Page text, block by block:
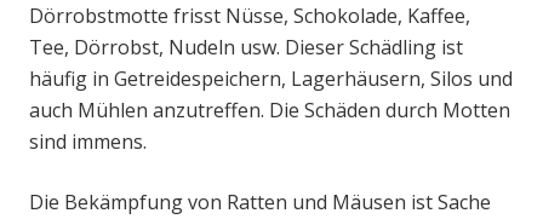
Dörrobstmotte frisst Nüsse, Schokolade, Kaffee,
Tee, Dörrobst, Nudeln usw. Dieser Schädling ist
häufig in Getreidespeichern, Lagerhäusern, Silos und
auch Mühlen anzutreffen. Die Schäden durch Motten
sind immens.
Die Bekämpfung von Ratten und Mäusen ist Sache